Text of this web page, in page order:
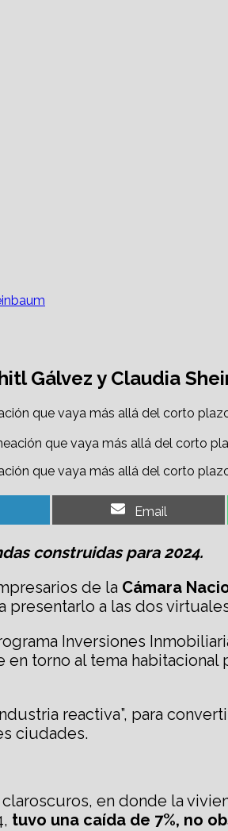
Gálvez y Claudia
que vaya más allá del corto
que vaya más allá del corto
Share
on
Email
construidas para 2024.
de la Cámara
presentarlo a las dos
Inversiones
torno al tema
reactiva”, para
ciudades.
en donde la
tuvo una caída de 7%, no